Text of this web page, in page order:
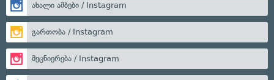
ახალი ამბები / Instagram
გართობა / Instagram
მეცნიერება / Instagram